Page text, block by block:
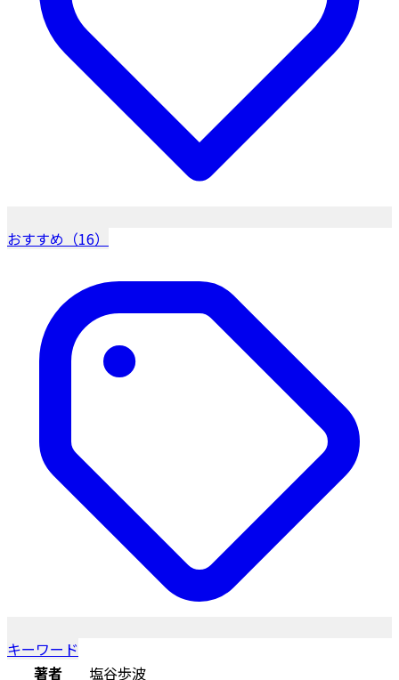
おすすめ（16）
キーワード
著者
塩谷歩波